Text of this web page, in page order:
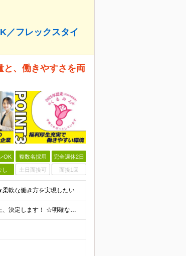
／フレックスタイ
と、働きやすさを両
OK 複数名採用 完全週休2日
し 土日面接可 面接1回
＼20代・30代活躍中／★ECサイトやメディア運用の経験を活かせる★柔軟な働き方を実現したい方歓迎 【必須条件】 ◎HTML／CSSの基本知識 ◎Webサイトの更新経験 ◎オウンドメディア記事の運用
月給：29万5,000円～32万5,000円 ◎これまでの経験と能力を考慮の上、決定します！ ☆明確な評価制度とキャリア形成 当社では個人の頑張りを反映する明確な評価制度を設けています。将来にわた